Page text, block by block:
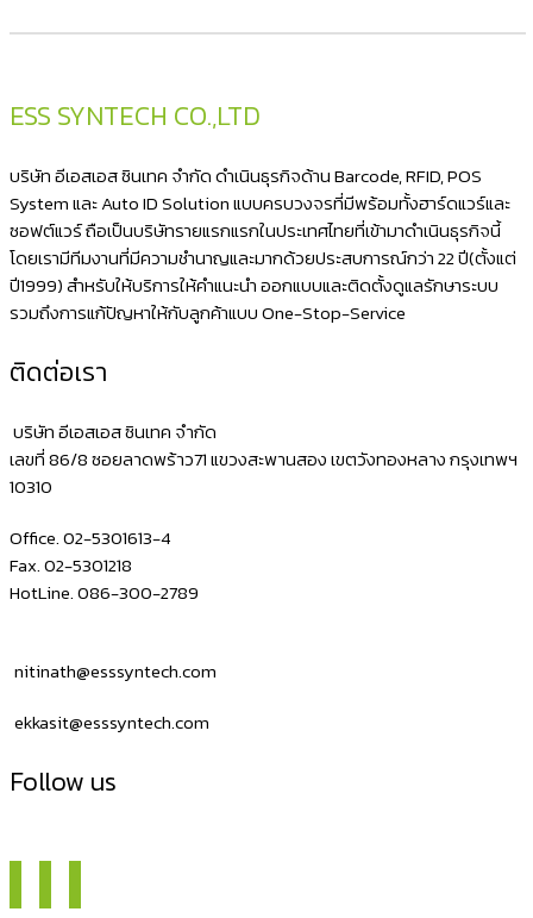
3
แบงค์
ลิ้น
ชัก
เก็บ
เงิน
ลิ้น
ชัก
ชัก
ESS SYNTECH CO.,LTD
บริษัท อีเอสเอส ซินเทค จำกัด ดำเนินธุรกิจด้าน Barcode, RFID, POS
System และ Auto ID Solution แบบครบวงจรที่มีพร้อมทั้งฮาร์ดแวร์และ
ซอฟต์แวร์ ถือเป็นบริษัทรายแรกแรกในประเทศไทยที่เข้ามาดำเนินธุรกิจนี้
โดยเรามีทีมงานที่มีความชำนาญและมากด้วยประสบการณ์กว่า 22 ปี(ตั้งแต่
ปี1999) สำหรับให้บริการให้คำแนะนำ ออกแบบและติดตั้งดูแลรักษาระบบ
รวมถึงการแก้ปัญหาให้กับลูกค้าแบบ One-Stop-Service
ติดต่อเรา
บริษัท อีเอสเอส ซินเทค จำกัด
เลขที่ 86/8 ซอยลาดพร้าว71 แขวงสะพานสอง เขตวังทองหลาง กรุงเทพฯ
10310
Office. 02-5301613-4
Fax. 02-5301218
HotLine. 086-300-2789
nitinath@esssyntech.com
ekkasit@esssyntech.com
Follow us